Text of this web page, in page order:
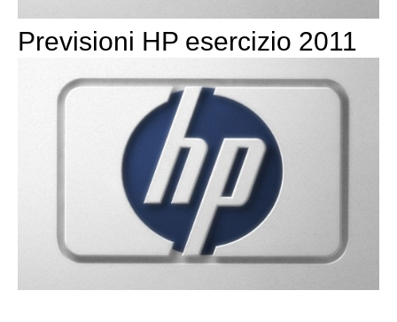
Previsioni HP esercizio 2011